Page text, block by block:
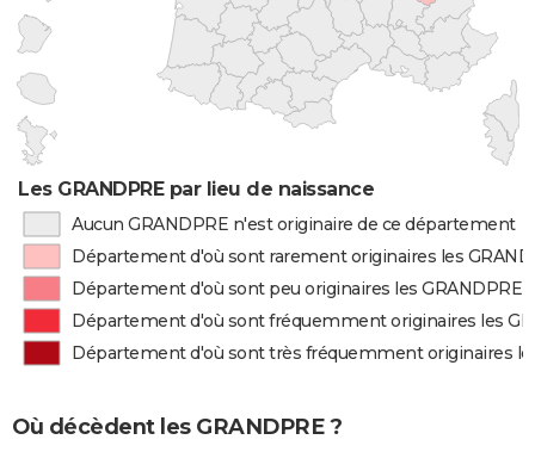
Les GRANDPRE par lieu de naissance
Aucun GRANDPRE n'est originaire de ce département
Département d'où sont rarement originaires les
Département d'où sont peu originaires les GRANDPRE
Département d'où sont fréquemment originaires les
Département d'où sont très fréquemment originaires
Où décèdent les GRANDPRE ?